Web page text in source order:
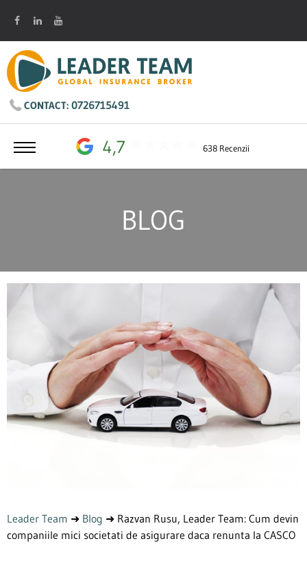
CONTACT: 0726715491
4,7 638 Recenzii
BLOG
Leader Team ➜ Blog ➜ Razvan Rusu, Leader Team: Cum devin
companiile mici societati de asigurare daca renunta la CASCO